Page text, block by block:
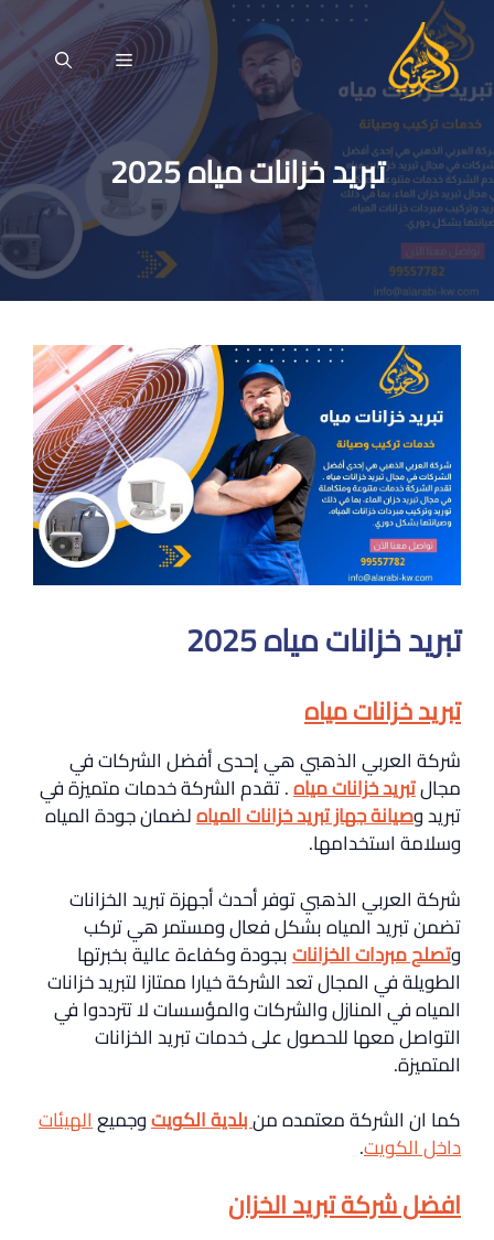
انتقل
إلى
المحتوى القائمة
تبريد خزانات مياه 2025
تبريد خزانات مياه 2025
تبريد خزانات مياه
شركة العربي الذهبي هي إحدى أفضل الشركات في
مجالتبريد خزانات مياه. تقدم الشركة خدمات متميزة في
تبريد وصيانة جهاز تبريد خزانات المياهلضمان جودة المياه
وسلامة استخدامها.
شركة العربي الذهبي توفر أحدث أجهزة تبريد الخزانات
تضمن تبريد المياه بشكل فعال ومستمر هي تركب
وتصلح مبردات الخزاناتبجودة وكفاءة عالية بخبرتها
الطويلة في المجال تعد الشركة خيارا ممتازا لتبريد خزانات
المياه في المنازل والشركات والمؤسسات لا تترددوا في
التواصل معها للحصول على خدمات تبريد الخزانات
المتميزة.
كما ان الشركة معتمده منبلدية الكويتوجميعالهيئات
داخل الكويت.
افضل شركة تبريد الخزان